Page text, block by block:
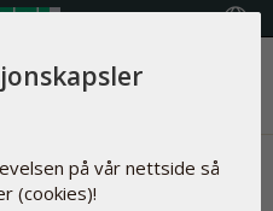
på vår nettside så
(cookies)!